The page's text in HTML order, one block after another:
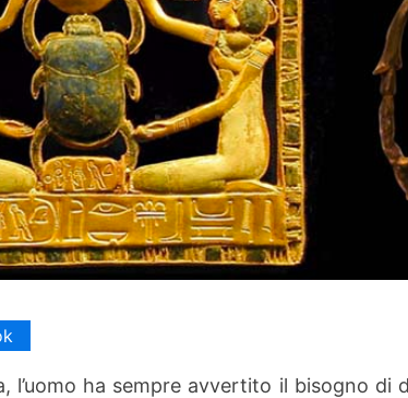
l’uomo ha sempre avvertito il bisogno di